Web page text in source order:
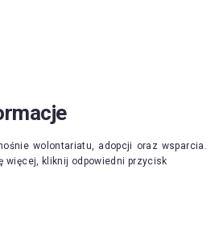
wolontariatu, adopcji oraz wsparcia.
kliknij odpowiedni przycisk